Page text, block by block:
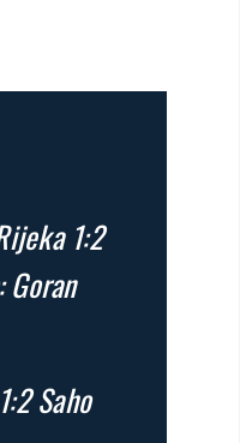
1:2
Goran
Saho